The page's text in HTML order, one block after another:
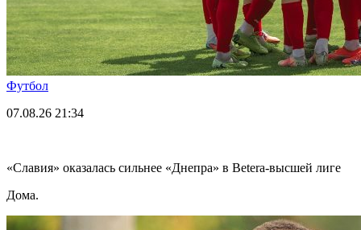
Футбол
07.08.26 21:34
«Славия» оказалась сильнее «Днепра» в Betera-высшей лиге
Дома.